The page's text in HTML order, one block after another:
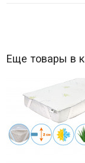
Еще товары в